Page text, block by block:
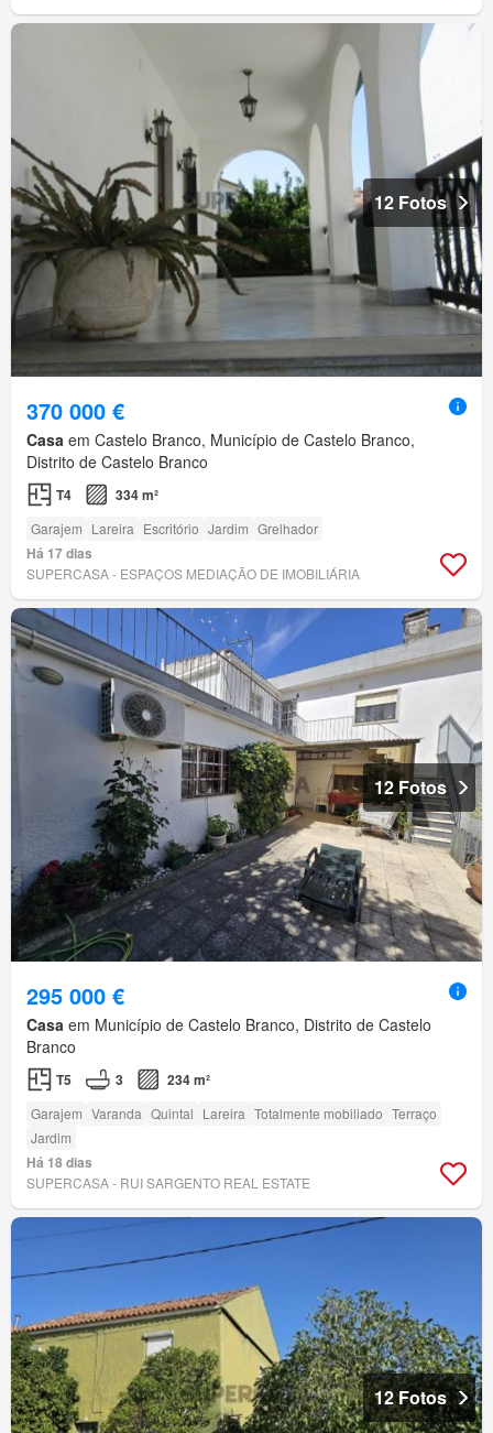
12 Fotos
370 000 €
Casa em Castelo Branco, Município de Castelo Branco,
Distrito de Castelo Branco
T4 334 m²
Garajem Lareira Escritório Jardim Grelhador
Há 17 dias
SUPERCASA - ESPAÇOS MEDIAÇÃO DE IMOBILIÁRIA
12 Fotos
295 000 €
Casa em Município de Castelo Branco, Distrito de Castelo
Branco
T5 3 234 m²
Garajem Varanda Quintal Lareira Totalmente mobiliado Terraço
Jardim
Há 18 dias
SUPERCASA - RUI SARGENTO REAL ESTATE
12 Fotos